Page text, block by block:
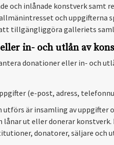
och inlånade konstverk samt
och uppgifterna
tillgängliggöra galleriets
in- och utlån av
donationer eller in- och
(e-post, adress,
utförs är insamling av
lånar ut eller donerar
donatorer, säljare och